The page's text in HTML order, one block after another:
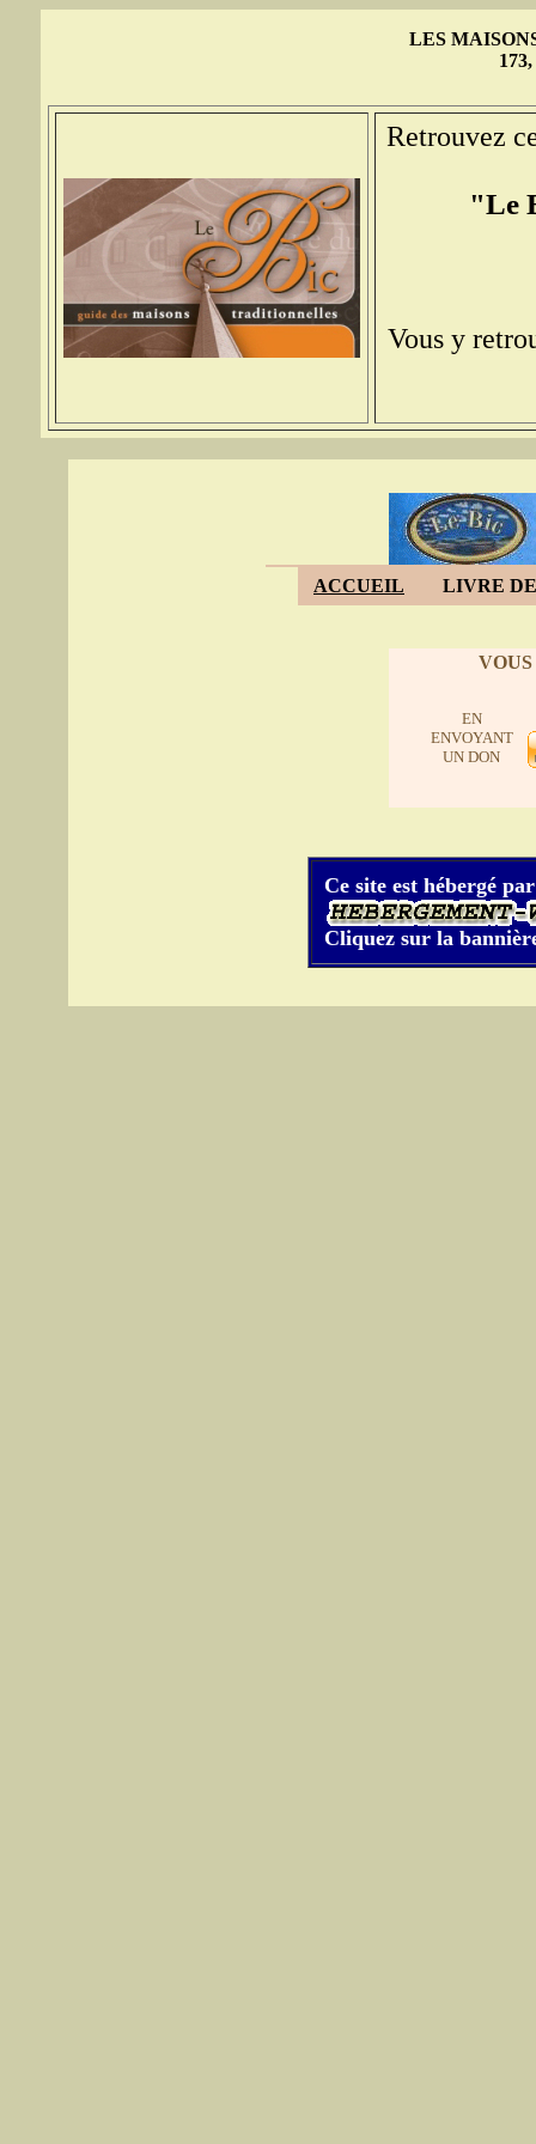
LES
Retrouvez
"Le
Vous y
ACCUEIL LIVRE
EN
ENVOYANT
UN DON
Ce site est hébergé
Cliquez sur la